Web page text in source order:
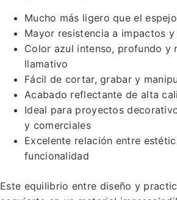
Mucho más ligero que el
Mayor resistencia a impactos
Color azul intenso, profundo y
llamativo
Fácil de cortar, grabar y
Acabado reflectante de alta
Ideal para proyectos
y comerciales
Excelente relación entre
funcionalidad
Este equilibrio entre diseño y